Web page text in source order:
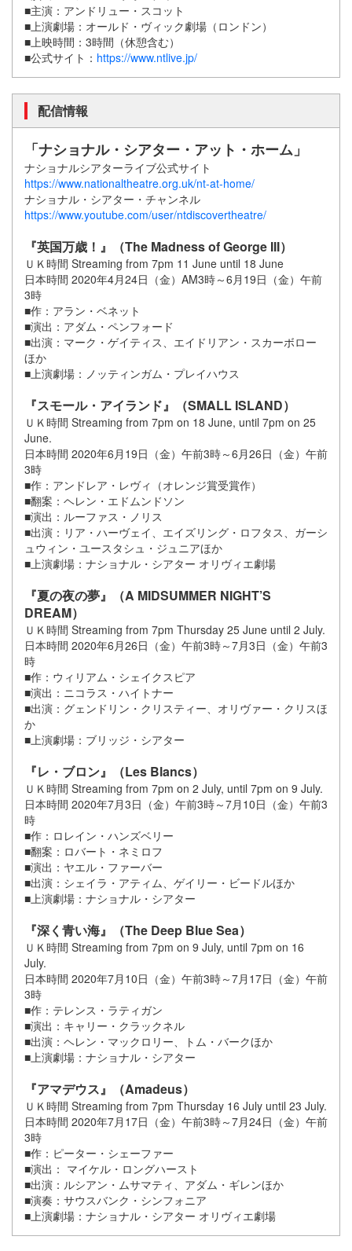
■主演：アンドリュー・スコット
■上演劇場：オールド・ヴィック劇場（ロンドン）
■上映時間：3時間（休憩含む）
■公式サイト： https://www.ntlive.jp/
配信情報
「ナショナル・シアター・アット・ホーム」
ナショナルシアターライブ公式サイト
https://www.nationaltheatre.org.uk/nt-at-home/
ナショナル・シアター・チャンネル
https://www.youtube.com/user/ntdiscovertheatre/
『英国万歳！』（The Madness of George III）
ＵＫ時間 Streaming from 7pm 11 June until 18 June
日本時間 2020年4月24日（金）AM3時～6月19日（金）午前
3時
■作：アラン・ベネット
■演出：アダム・ペンフォード
■出演：マーク・ゲイティス、エイドリアン・スカーボロー
ほか
■上演劇場：ノッティンガム・プレイハウス
『スモール・アイランド』（SMALL ISLAND）
ＵＫ時間 Streaming from 7pm on 18 June, until 7pm on 25
June.
日本時間 2020年6月19日（金）午前3時～6月26日（金）午前
3時
■作：アンドレア・レヴィ（オレンジ賞受賞作）
■翻案：ヘレン・エドムンドソン
■演出：ルーファス・ノリス
■出演：リア・ハーヴェイ、エイズリング・ロフタス、ガーシ
ュウィン・ユースタシュ・ジュニアほか
■上演劇場：ナショナル・シアター オリヴィエ劇場
『夏の夜の夢』（A MIDSUMMER NIGHT’S
DREAM）
ＵＫ時間 Streaming from 7pm Thursday 25 June until 2 July.
日本時間 2020年6月26日（金）午前3時～7月3日（金）午前3
時
■作：ウィリアム・シェイクスピア
■演出：ニコラス・ハイトナー
■出演：グェンドリン・クリスティー、オリヴァー・クリスほ
か
■上演劇場：ブリッジ・シアター
『レ・ブロン』（Les Blancs）
ＵＫ時間 Streaming from 7pm on 2 July, until 7pm on 9 July.
日本時間 2020年7月3日（金）午前3時～7月10日（金）午前3
時
■作：ロレイン・ハンズベリー
■翻案：ロバート・ネミロフ
■演出：ヤエル・ファーバー
■出演：シェイラ・アティム、ゲイリー・ビードルほか
■上演劇場：ナショナル・シアター
『深く青い海』（The Deep Blue Sea）
ＵＫ時間 Streaming from 7pm on 9 July, until 7pm on 16
July.
日本時間 2020年7月10日（金）午前3時～7月17日（金）午前
3時
■作：テレンス・ラティガン
■演出：キャリー・クラックネル
■出演：ヘレン・マックロリー、トム・バークほか
■上演劇場：ナショナル・シアター
『アマデウス』（Amadeus）
ＵＫ時間 Streaming from 7pm Thursday 16 July until 23 July.
日本時間 2020年7月17日（金）午前3時～7月24日（金）午前
3時
■作：ピーター・シェーファー
■演出： マイケル・ロングハースト
■出演：ルシアン・ムサマティ、アダム・ギレンほか
■演奏：サウスバンク・シンフォニア
■上演劇場：ナショナル・シアター オリヴィエ劇場